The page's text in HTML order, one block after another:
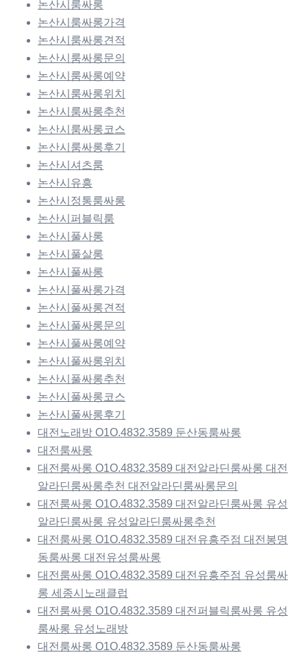
논산시룸싸롱
논산시룸싸롱가격
논산시룸싸롱견적
논산시룸싸롱문의
논산시룸싸롱예약
논산시룸싸롱위치
논산시룸싸롱추천
논산시룸싸롱코스
논산시룸싸롱후기
논산시셔츠룸
논산시유흥
논산시정통룸싸롱
논산시퍼블릭룸
논산시풀사롱
논산시풀살롱
논산시풀싸롱
논산시풀싸롱가격
논산시풀싸롱견적
논산시풀싸롱문의
논산시풀싸롱예약
논산시풀싸롱위치
논산시풀싸롱추천
논산시풀싸롱코스
논산시풀싸롱후기
대전노래방 O1O.4832.3589 둔산동룸싸롱
대전룸싸롱
대전룸싸롱 O1O.4832.3589 대전알라딘룸싸롱 대전
알라딘룸싸롱추천 대전알라딘룸싸롱문의
대전룸싸롱 O1O.4832.3589 대전알라딘룸싸롱 유성
알라딘룸싸롱 유성알라딘룸싸롱추천
대전룸싸롱 O1O.4832.3589 대전유흥주점 대전봉명
동룸싸롱 대전유성룸싸롱
대전룸싸롱 O1O.4832.3589 대전유흥주점 유성룸싸
롱 세종시노래클럽
대전룸싸롱 O1O.4832.3589 대전퍼블릭룸싸롱 유성
룸싸롱 유성노래방
대전룸싸롱 O1O.4832.3589 둔산동룸싸롱